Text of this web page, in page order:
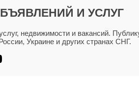
И УСЛУГ
недвижимости и вакансий.
Украине и других странах СНГ.